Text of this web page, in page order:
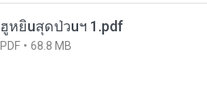
ฮูหยิuสุดป่วuฯ 1.pdf
PDF 68.8 MB